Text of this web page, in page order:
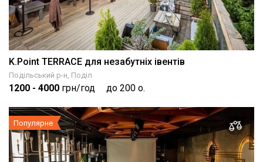
K.Point TERRACE для незабутніх івентів
Подільський р-н, Поділ
1200 - 4000 грн/год до 200 о.
Популярне